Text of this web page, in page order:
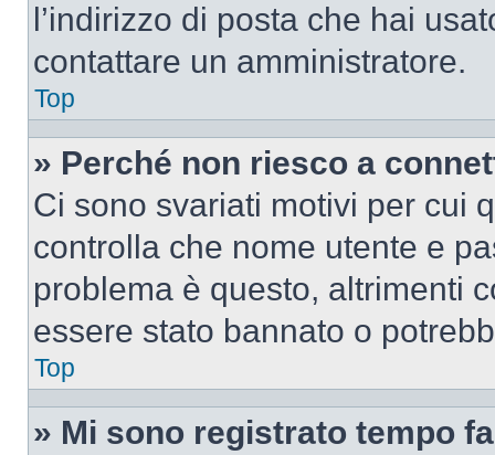
l’indirizzo di posta che hai
contattare un amministratore.
Top
» Perché non riesco a
Ci sono svariati motivi per cui
controlla che nome utente e
problema è questo, altrimenti
essere stato bannato o
Top
» Mi sono registrato tempo